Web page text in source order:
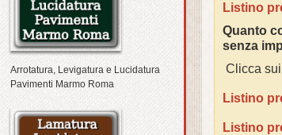
Listino
Quanto
senza
Clicca
Listino
Listino
Arrotatura, Levigatura e Lucidatura
Pavimenti Marmo Roma